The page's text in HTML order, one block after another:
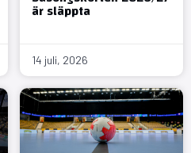
är släppta
14 juli, 2026